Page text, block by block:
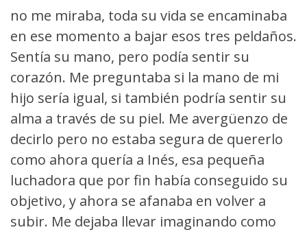
no me miraba, toda su vida se encaminaba
en ese momento a bajar esos tres peldaños.
Sentía su mano, pero podía sentir su
corazón. Me preguntaba si la mano de mi
hijo sería igual, si también podría sentir su
alma a través de su piel. Me avergüenzo de
decirlo pero no estaba segura de quererlo
como ahora quería a Inés, esa pequeña
luchadora que por fin había conseguido su
objetivo, y ahora se afanaba en volver a
subir. Me dejaba llevar imaginando como